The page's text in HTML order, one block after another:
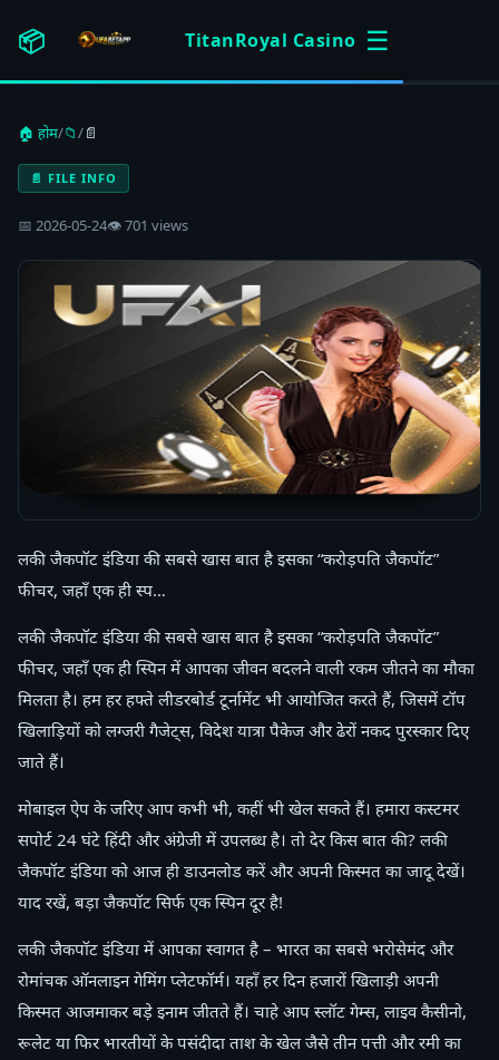
📦 TitanRoyal Casino ☰
🏠 होम/📁/📄
📄 FILE INFO
📅 2026-05-24👁 701 views
लकी जैकपॉट इंडिया की सबसे खास बात है इसका “करोड़पति जैकपॉट”
फीचर, जहाँ एक ही स्प…
लकी जैकपॉट इंडिया की सबसे खास बात है इसका “करोड़पति जैकपॉट”
फीचर, जहाँ एक ही स्पिन में आपका जीवन बदलने वाली रकम जीतने का मौका
मिलता है। हम हर हफ्ते लीडरबोर्ड टूर्नामेंट भी आयोजित करते हैं, जिसमें टॉप
खिलाड़ियों को लग्जरी गैजेट्स, विदेश यात्रा पैकेज और ढेरों नकद पुरस्कार दिए
जाते हैं।
मोबाइल ऐप के जरिए आप कभी भी, कहीं भी खेल सकते हैं। हमारा कस्टमर
सपोर्ट 24 घंटे हिंदी और अंग्रेजी में उपलब्ध है। तो देर किस बात की? लकी
जैकपॉट इंडिया को आज ही डाउनलोड करें और अपनी किस्मत का जादू देखें।
याद रखें, बड़ा जैकपॉट सिर्फ एक स्पिन दूर है!
लकी जैकपॉट इंडिया में आपका स्वागत है – भारत का सबसे भरोसेमंद और
रोमांचक ऑनलाइन गेमिंग प्लेटफॉर्म। यहाँ हर दिन हजारों खिलाड़ी अपनी
किस्मत आजमाकर बड़े इनाम जीतते हैं। चाहे आप स्लॉट गेम्स, लाइव कैसीनो,
रूलेट या फिर भारतीयों के पसंदीदा ताश के खेल जैसे तीन पत्ती और रमी का